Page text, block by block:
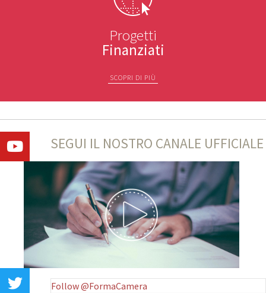
Progetti
Finanziati
SCOPRI DI PIÙ
SEGUI IL NOSTRO CANALE UFFICIALE
Follow @FormaCamera